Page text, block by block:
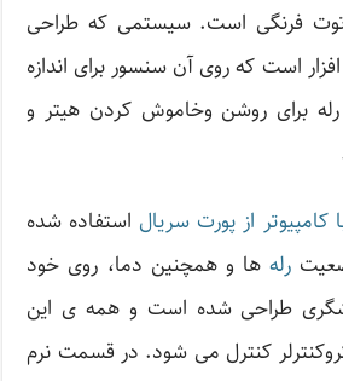
توت فرنگی است. سیستمی که طراحی
است که روی آن سنسور برای اندازه
برای روشن وخاموش کردن هیتر و
کامپیوتر از پورت سریال استفاده شده
رلهها و همچنین دما، روی خود
طراحی شده است و همه ی این
کنترل می شود. در قسمت نرم